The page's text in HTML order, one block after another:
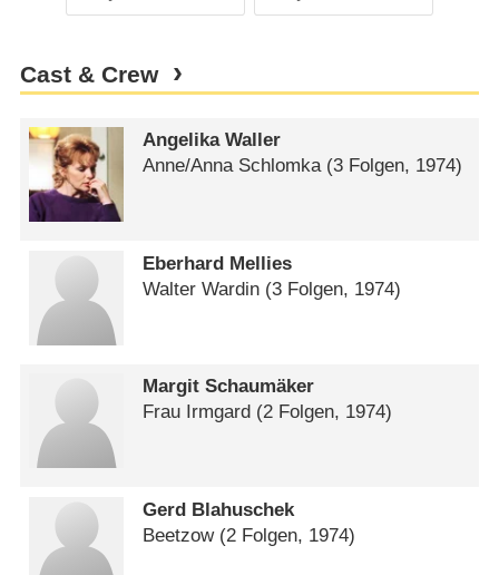
Cast & Crew
Angelika Waller
Anne/​Anna Schlomka(3 Folgen, 1974)
Eberhard Mellies
Walter Wardin (3 Folgen, 1974)
Margit Schaumäker
Frau Irmgard (2 Folgen, 1974)
Gerd Blahuschek
Beetzow(2 Folgen, 1974)